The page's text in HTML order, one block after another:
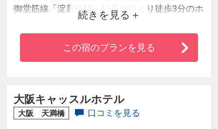
御堂筋線「淀屋橋駅」12号出口より徒歩3分のホ
過ごしやすさを重視した客室は、４タイプご用
意しております。女性に優しいアメニティグッ
続きを見る
この宿のプランを見る
大阪キャッスルホテル
大阪 天満橋 口コミを見る